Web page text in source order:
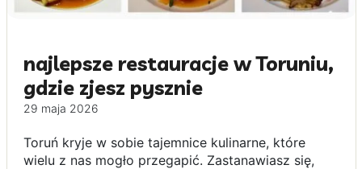
najlepsze restauracje w Toruniu,
gdzie zjesz pysznie
29 maja 2026
Toruń kryje w sobie tajemnice kulinarne, które
wielu z nas mogło przegapić. Zastanawiasz się,